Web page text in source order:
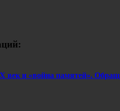
век и «война памятей».